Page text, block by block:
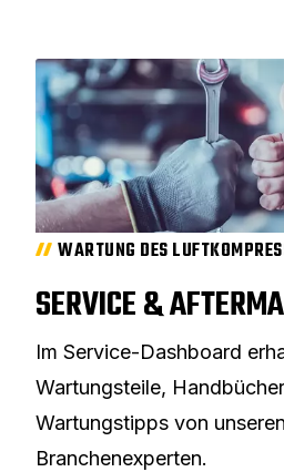
WARTUNG DES
SERVICE &
Im Service-Dashboard
Wartungsteile,
Wartungstipps von unseren
Branchenexperten.